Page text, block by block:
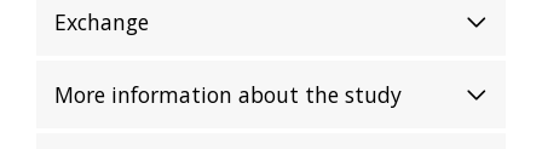
Exchange
More information about the study